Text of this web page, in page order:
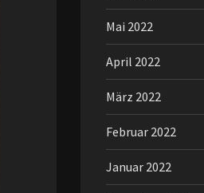
Mai 2022
April 2022
März 2022
Februar 2022
Januar 2022